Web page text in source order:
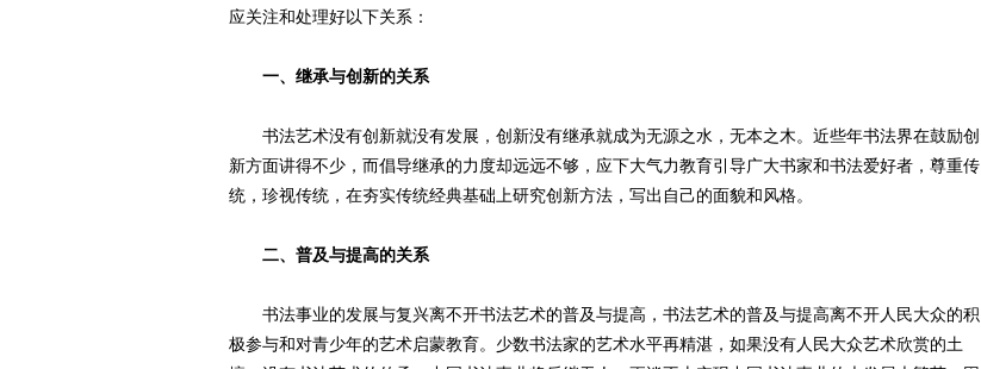
应关注和处理好以下关系：
一、继承与创新的关系
书法艺术没有创新就没有发展，创新没有继承就成为无源之水，无本之木。近些年书法界在鼓励创
新方面讲得不少，而倡导继承的力度却远远不够，应下大气力教育引导广大书家和书法爱好者，尊重传
统，珍视传统，在夯实传统经典基础上研究创新方法，写出自己的面貌和风格。
二、普及与提高的关系
书法事业的发展与复兴离不开书法艺术的普及与提高，书法艺术的普及与提高离不开人民大众的积
极参与和对青少年的艺术启蒙教育。少数书法家的艺术水平再精湛，如果没有人民大众艺术欣赏的土